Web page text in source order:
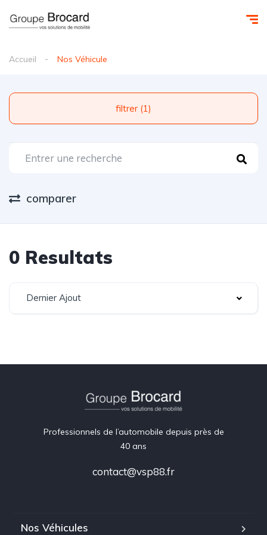
Accueil Nos Véhicule
filtrer (1)
comparer
0 Resultats
Dernier Ajout
Professionnels de l’automobile depuis près de
40 ans
contact@vsp88.fr
Nos Véhicules